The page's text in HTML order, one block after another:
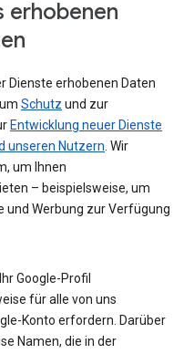
erhobenen
Dienste erhobenen Daten
Schutz und zur
Entwicklung neuer Dienste
unseren Nutzern. Wir
um Ihnen
– beispielsweise, um
und Werbung zur Verfügung
Google-Profil
für alle von uns
Konto erfordern. Darüber
Namen, die in der